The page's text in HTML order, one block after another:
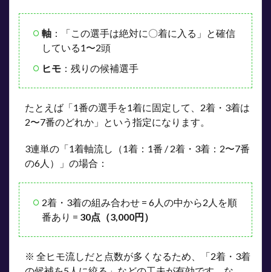
軸 ：「この選手は絶対に〇着に入る」と確信
している1〜2頭
ヒモ ：残りの候補選手
たとえば「1番の選手を1着に固定して、2着・3着は
2〜7番のどれか」という指定になります。
3連単の「1着軸流し（1着：1番 / 2着・3着：2〜7番
の6人）」の場合：
2着・3着の組み合わせ = 6人の中から2人を順
番あり = 30点（3,000円）
※ 全ヒモ流しだと点数が多くなるため、「2着・3着